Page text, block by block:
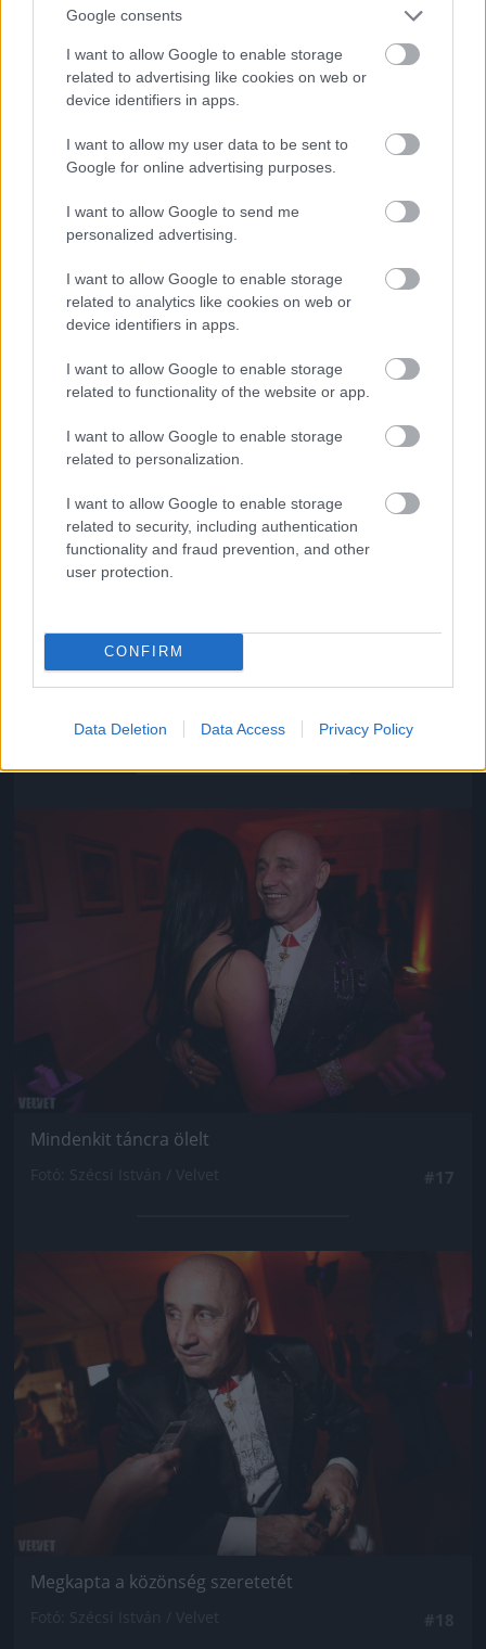
Google consents
I want to allow Google to enable storage
related to advertising like cookies on web or
device identifiers in apps.
I want to allow my user data to be sent to
Google for online advertising purposes.
I want to allow Google to send me
personalized advertising.
I want to allow Google to enable storage
related to analytics like cookies on web or
device identifiers in apps.
I want to allow Google to enable storage
related to functionality of the website or app.
I want to allow Google to enable storage
related to personalization.
I want to allow Google to enable storage
related to security, including authentication
functionality and fraud prevention, and other
user protection.
CONFIRM
Data Deletion Data Access Privacy Policy
Fotó: Szécsi István / Velvet
Jön még kép!
Fotó: Szécsi István / Velvet
Jön még kép!
Mindenkit táncra ölelt
Jön még kép!
Megkapta a közönség szeretetét